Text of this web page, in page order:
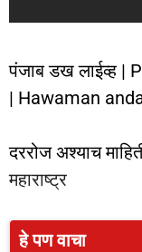
पंजाब डख लाईव्ह |
| Hawaman
दररोज अश्याच
महाराष्ट्र
हे पण वाचा